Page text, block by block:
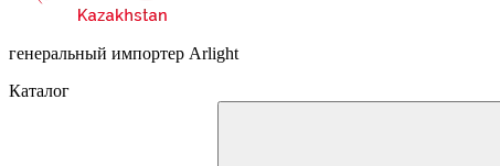
генеральный импортер Arlight
Каталог